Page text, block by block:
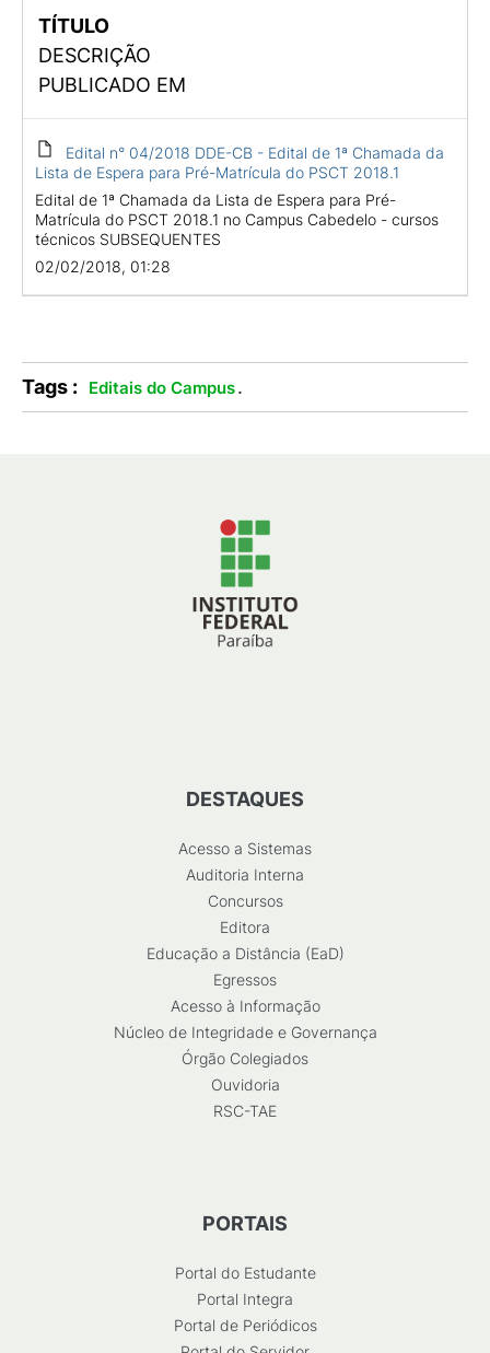
TÍTULO
DESCRIÇÃO
PUBLICADO EM
Edital n° 04/2018 DDE-CB - Edital de 1ª Chamada da
Lista de Espera para Pré-Matrícula do PSCT 2018.1
Edital de 1ª Chamada da Lista de Espera para Pré-
Matrícula do PSCT 2018.1 no Campus Cabedelo - cursos
técnicos SUBSEQUENTES
02/02/2018, 01:28
Tags : Editais do Campus.
DESTAQUES
Acesso a Sistemas
Auditoria Interna
Concursos
Editora
Educação a Distância (EaD)
Egressos
Acesso à Informação
Núcleo de Integridade e Governança
Órgão Colegiados
Ouvidoria
RSC-TAE
PORTAIS
Portal do Estudante
Portal Integra
Portal de Periódicos